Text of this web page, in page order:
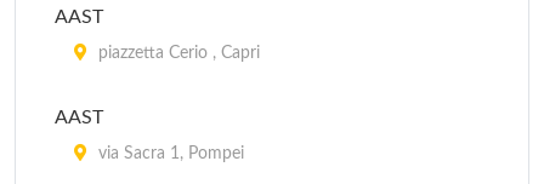
AAST
piazzetta Cerio , Capri
AAST
via Sacra 1, Pompei